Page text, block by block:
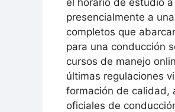
presencialmente a
completos que
para una conducción
cursos de manejo
últimas regulaciones
formación de calidad,
oficiales de